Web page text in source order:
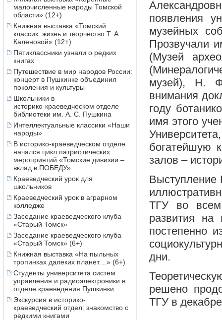
малочисленные народы Томской
области» (12+)
Книжная выставка «Томский
классик: жизнь и творчество Т. А.
Каленовой» (12+)
Пятиклассники узнали о редких
книгах
Путешествие в мир народов России:
концерт в Пушкинке объединил
поколения и культуры
Школьники в
историко‑краеведческом отделе
библиотеки им. А. С. Пушкина
Интеллектуальные классики «Наши
народы»
В историко-краеведческом отделе
начался цикл патриотических
мероприятий «Томские дивизии –
вклад в ПОБЕДУ»
Краеведческий урок для
школьников
Краеведческий урок в аграрном
колледже
Заседание краеведческого клуба
«Старый Томск»
Заседание краеведческого клуба
«Старый Томск» (6+)
Книжная выставка «На пыльных
тропинках далеких планет…» (6+)
Студенты университета систем
управления и радиоэлектроники в
отделе краеведения Пушкинки
Экскурсия в историко-
краеведческий отдел: знакомство с
редкими книгами
появления
музейных
Прозвучали
(Музей
музей), Н.
внимания
году
имя этого
богатейшую
залов –
Выступление
ТГУ во всем
развития
постепенно
дни.
решено
ТГУ в